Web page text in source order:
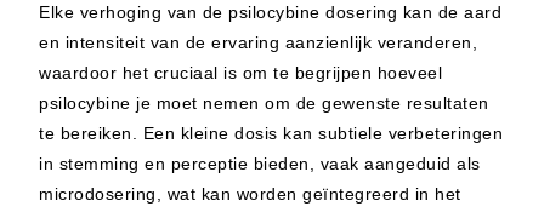
Elke verhoging van de psilocybine dosering kan de aard
en intensiteit van de ervaring aanzienlijk veranderen,
waardoor het cruciaal is om te begrijpen hoeveel
psilocybine je moet nemen om de gewenste resultaten
te bereiken. Een kleine dosis kan subtiele verbeteringen
in stemming en perceptie bieden, vaak aangeduid als
microdosering, wat kan worden geïntegreerd in het